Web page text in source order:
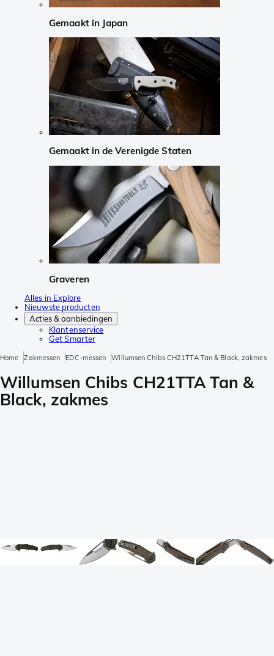
Gemaakt in Japan
Gemaakt in de Verenigde Staten
Graveren
Alles in Explore
Nieuwste producten
Acties & aanbiedingen
Klantenservice
Get Smarter
Home Zakmessen EDC-messen Willumsen Chibs CH21TTA Tan & Black, zakmes
Willumsen Chibs CH21TTA Tan &
Black, zakmes